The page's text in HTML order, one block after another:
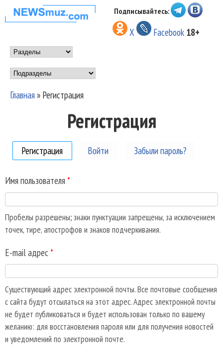
Перейти к основному
содержанию
НОВОСТИ
МУЗЫКИ И
ШОУ БИЗНЕСА
NEWSMUZ.COM
Подписывайтесь:
X Facebook 18+
Main menu
Подразделы
Главная» Регистрация
Регистрация
Регистрация (активная вкладка)
Войти Забыли пароль?
Имя пользователя *
Пробелы разрешены; знаки пунктуации запрещены, за исключением
точек, тире, апострофов и знаков подчеркивания.
E-mail адрес *
Существующий адрес электронной почты. Все почтовые сообщения
с сайта будут отсылаться на этот адрес. Адрес электронной почты
не будет публиковаться и будет использован только по вашему
желанию: для восстановления пароля или для получения новостей
и уведомлений по электронной почте.